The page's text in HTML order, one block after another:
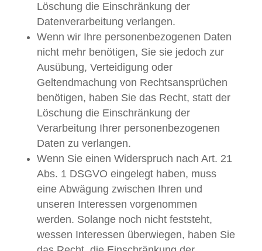
Löschung die Einschränkung der
Datenverarbeitung verlangen.
Wenn wir Ihre personenbezogenen Daten
nicht mehr benötigen, Sie sie jedoch zur
Ausübung, Verteidigung oder
Geltendmachung von Rechtsansprüchen
benötigen, haben Sie das Recht, statt der
Löschung die Einschränkung der
Verarbeitung Ihrer personenbezogenen
Daten zu verlangen.
Wenn Sie einen Widerspruch nach Art. 21
Abs. 1 DSGVO eingelegt haben, muss
eine Abwägung zwischen Ihren und
unseren Interessen vorgenommen
werden. Solange noch nicht feststeht,
wessen Interessen überwiegen, haben Sie